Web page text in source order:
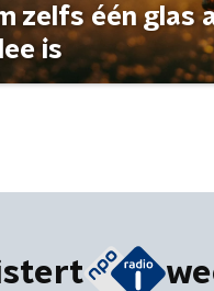
zelfs één glas
is